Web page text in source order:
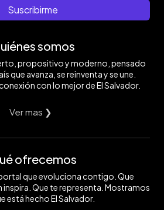
Suscribirme
somos
propositivo y moderno, pensado
que avanza, se reinventa y se une.
con lo mejor de El Salvador.
Ver mas ❯
ofrecemos
que evoluciona contigo. Que
Que te representa. Mostramos
está hecho El Salvador.